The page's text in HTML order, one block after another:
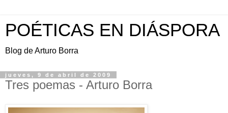
POÉTICAS EN DIÁSPORA
Blog de Arturo Borra
jueves, 9 de abril de 2009
Tres poemas - Arturo Borra